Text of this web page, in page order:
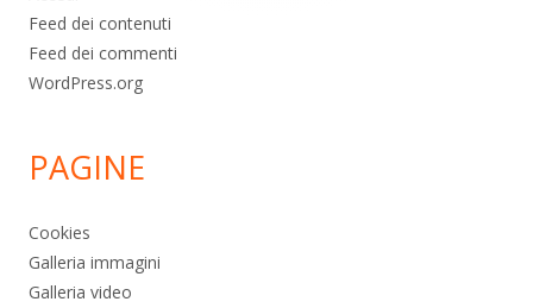
Feed dei contenuti
Feed dei commenti
WordPress.org
PAGINE
Cookies
Galleria immagini
Galleria video